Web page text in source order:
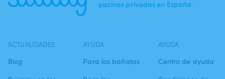
piscinas privadas en España.
ACTUALIDADES
Blog
AYUDA
Para los bañistas
AYUDA
Centro de ayuda